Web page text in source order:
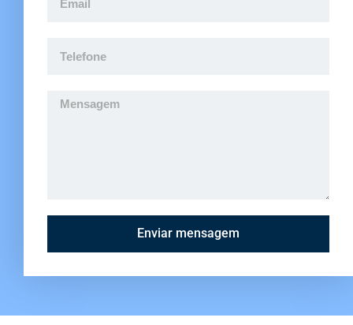
Enviar mensagem